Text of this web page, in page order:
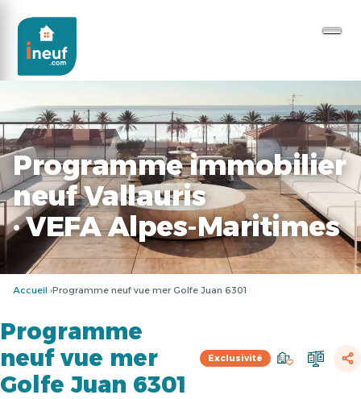
Programme immobilier
neuf Vallauris
· VEFA Alpes-Maritimes
Accueil Programme neuf vue mer Golfe Juan 6301
Programme
neuf vue mer
Golfe Juan 6301
Exclusivité